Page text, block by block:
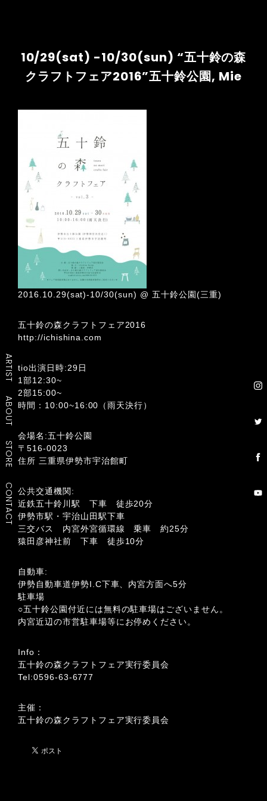
ARTIST
ABOUT
STORE
CONTACT
10/29(sat) -10/30(sun) “五十鈴の森
クラフトフェア2016”五十鈴公園, Mie
2016.10.29(sat)-10/30(sun) @ 五十鈴公園(三重)
五十鈴の森クラフトフェア2016
http://ichishina.com
tio出演日時:29日
1部12:30~
2部15:00~
時間：10:00~16:00（雨天決行）
会場名:五十鈴公園
〒516-0023
住所 三重県伊勢市宇治館町
公共交通機関:
近鉄五十鈴川駅 下車 徒歩20分
伊勢市駅・宇治山田駅下車
三交バス 内宮外宮循環線 乗車 約25分
猿田彦神社前 下車 徒歩10分
自動車:
伊勢自動車道伊勢I.C下車、内宮方面へ5分
駐車場
○五十鈴公園付近には無料の駐車場はございません。
内宮近辺の市営駐車場等にお停めください。
Info：
五十鈴の森クラフトフェア実行委員会
Tel:0596-63-6777
主催：
五十鈴の森クラフトフェア実行委員会